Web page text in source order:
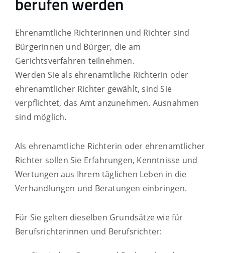
Ehrenamtliche Richterinnen und Richter sind
Bürgerinnen und Bürger, die am
Gerichtsverfahren teilnehmen.
Werden Sie als ehrenamtliche Richterin oder
ehrenamtlicher Richter gewählt, sind Sie
verpflichtet, das Amt anzunehmen. Ausnahmen
sind möglich.
Als ehrenamtliche Richterin oder ehrenamtlicher
Richter sollen Sie Erfahrungen, Kenntnisse und
Wertungen aus Ihrem täglichen Leben in die
Verhandlungen und Beratungen einbringen.
Für Sie gelten dieselben Grundsätze wie für
Berufsrichterinnen und Berufsrichter: